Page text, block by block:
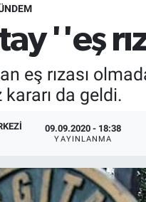
''eş
eş rızası
da geldi.
09.09.2020 - 18:38
YAYINLANMA
Durumu ve Fikstür